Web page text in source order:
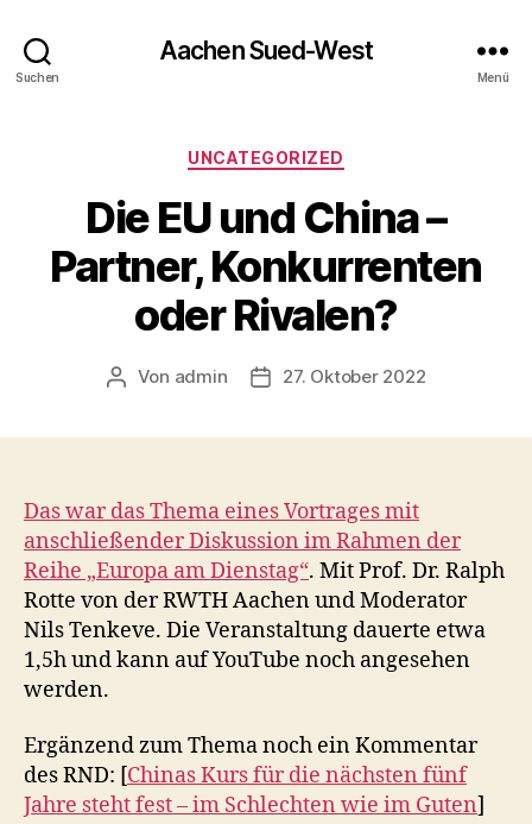
Suchen
Aachen Sued-West
Menü
Kategorien
UNCATEGORIZED
Die EU und China –
Partner, Konkurrenten
oder Rivalen?
Beitragsautor
Von admin Veröffentlichungsdatum
27. Oktober 2022
Das war das Thema eines Vortrages mit
anschließender Diskussion im Rahmen der
Reihe „Europa am Dienstag“. Mit Prof. Dr. Ralph
Rotte von der RWTH Aachen und Moderator
Nils Tenkeve. Die Veranstaltung dauerte etwa
1,5h und kann auf YouTube noch angesehen
werden.
Ergänzend zum Thema noch ein Kommentar
des RND: [Chinas Kurs für die nächsten fünf
Jahre steht fest – im Schlechten wie im Guten]